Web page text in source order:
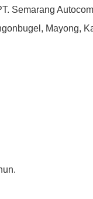
Semarang
Mayong,